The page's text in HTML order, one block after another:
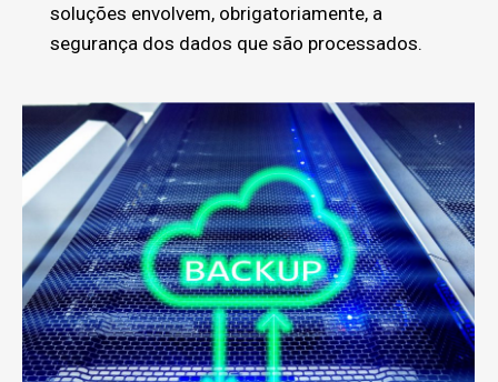
soluções envolvem, obrigatoriamente, a
segurança dos dados que são processados.